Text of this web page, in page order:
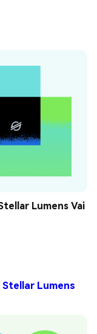
Lumens Vai
Stellar Lumens